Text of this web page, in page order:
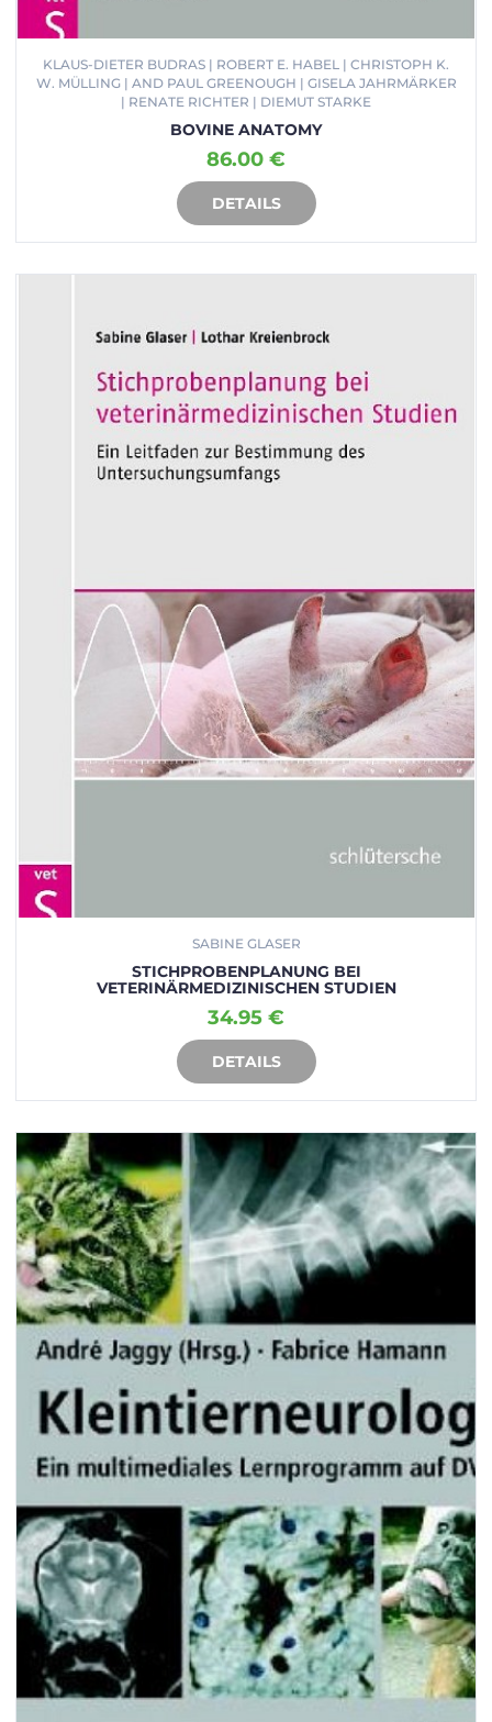
KLAUS-DIETER BUDRAS | ROBERT E. HABEL | CHRISTOPH K.
W. MÜLLING | AND PAUL GREENOUGH | GISELA JAHRMÄRKER
| RENATE RICHTER | DIEMUT STARKE
BOVINE ANATOMY
86.00 €
DETAILS
IN DEN WARENKORB
SABINE GLASER
STICHPROBENPLANUNG BEI
VETERINÄRMEDIZINISCHEN STUDIEN
34.95 €
DETAILS
IN DEN WARENKORB